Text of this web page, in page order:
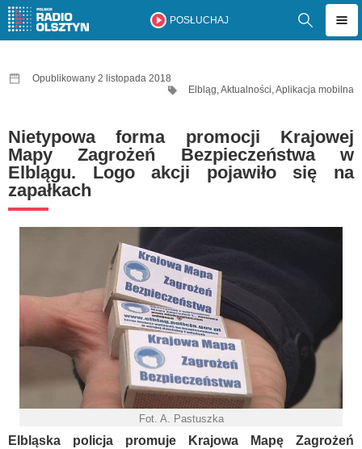
POSŁUCHAJ
Opublikowany 2 listopada 2018
Elbląg,Aktualności,Aplikacja mobilna
Nietypowa forma promocji Krajowej
Mapy Zagrożeń Bezpieczeństwa w
Elblągu. Logo akcji pojawiło się na
zapałkach
Fot. A. Pastuszka
Elbląska policja promuje Krajowa Mapę Zagrożeń